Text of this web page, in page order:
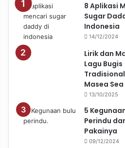
8 Aplikasi
Sugar
Indonesia
14/12/2024
Lirik dan
Lagu Bugis
Masea Sea
13/10/2025
5
Perindu
Pakainya
09/12/2024